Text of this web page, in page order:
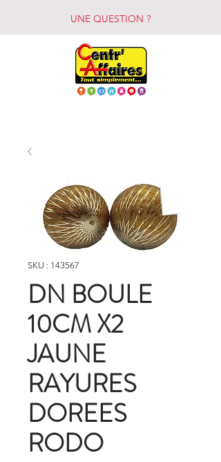
UNE QUESTION ?
SKU : 143567
DN BOULE
10CM X2
JAUNE
RAYURES
DOREES
RODO